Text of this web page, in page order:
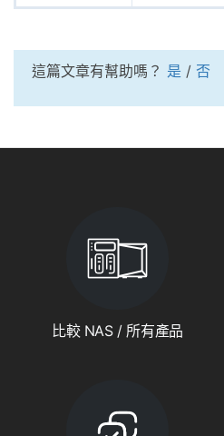
這篇文章有幫助嗎？ 是 / 否
比較 NAS / 所有產品